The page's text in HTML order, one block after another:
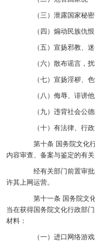
（三）泄露国家秘密
（四）煽动民族仇恨
（五）宣扬邪教、迷
（六）散布谣言，扰
（七）宣扬淫秽、色
（八）侮辱、诽谤他
（九）违背社会公德
（十）有法律、行政
第十条 国务院文化行
内容审查、备案与鉴定的有
经有关部门前置审批
许其上网运营。
第十一条 国务院文化
当在获得国务院文化行政部
材料：
（一）进口网络游戏